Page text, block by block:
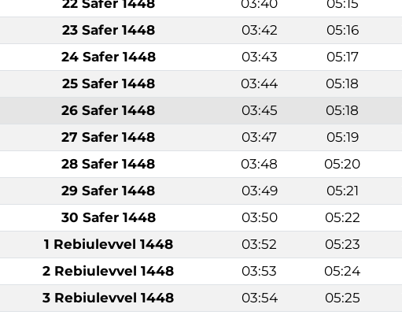
23 Safer 1448 03:42 05:16
24 Safer 1448 03:43 05:17
25 Safer 1448 03:44 05:18
26 Safer 1448 03:45 05:18
27 Safer 1448 03:47 05:19
28 Safer 1448 03:48 05:20
29 Safer 1448 03:49 05:21
30 Safer 1448 03:50 05:22
1 Rebiulevvel 1448 03:52 05:23
2 Rebiulevvel 1448 03:53 05:24
3 Rebiulevvel 1448 03:54 05:25